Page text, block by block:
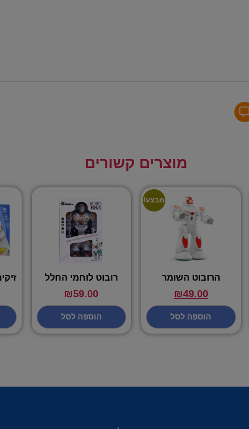
מוצרים קשורים
מבצע!
הרובוט השומר
₪49.00
הוספה לסל
רובוט לוחמי החלל
₪59.00
הוספה לסל